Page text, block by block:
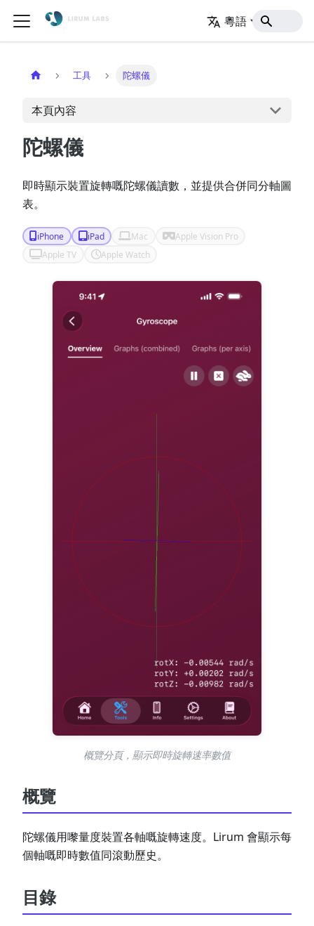
粵語 主頁
工具 陀螺儀
本頁內容
陀螺儀
即時顯示裝置旋轉嘅陀螺儀讀數，並提供合併同分軸圖
表。
iPhone iPad Mac
Apple Vision Pro
Apple TV
Apple Watch
概覽分頁，顯示即時旋轉速率數值
概覽
陀螺儀用嚟量度裝置各軸嘅旋轉速度。Lirum 會顯示每
個軸嘅即時數值同滾動歷史。
目錄